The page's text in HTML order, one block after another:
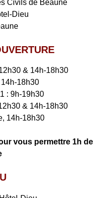
Civils de Beaune
Dieu
& 14h-18h30
18h30
: 9h-19h30
& 14h-18h30
14h-18h30
vous permettre 1h de